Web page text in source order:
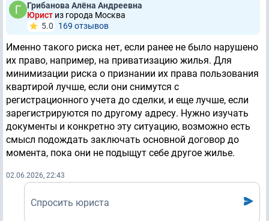
Грибанова Алёна Андреевна
Юрист из города Москва
5.0
169 отзывов
Именно такого риска нет, если ранее не было нарушено
их право, например, на приватизацию жилья. Для
минимизации риска о признании их права пользования
квартирой лучше, если они снимутся с
регистрационного учета до сделки, и еще лучше, если
зарегистрируются по другому адресу. Нужно изучать
документы и конкретно эту ситуацию, возможно есть
смысл подождать заключать основной договор до
момента, пока они не подыщут себе другое жилье.
02.06.2026, 22:43
Спросить юриста